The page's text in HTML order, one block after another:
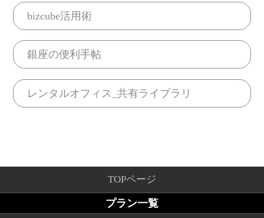
bizcube活用術
銀座の便利手帖
レンタルオフィス_共有ライブラリ
TOPページ
プラン一覧